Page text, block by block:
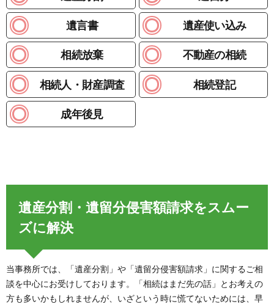
遺言書 遺産使い込み
相続放棄 不動産の相続
相続人・財産調査 相続登記
成年後見
遺産分割・遺留分侵害額請求をスムー
ズに解決
当事務所では、「遺産分割」や「遺留分侵害額請求」に関するご相
談を中心にお受けしております。「相続はまだ先の話」とお考えの
方も多いかもしれませんが、いざという時に慌てないためには、早